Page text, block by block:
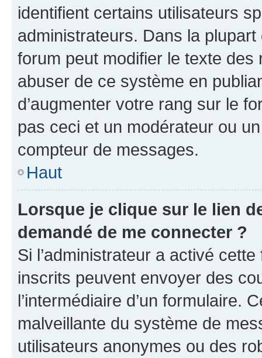
identifient certains utilisateurs
administrateurs. Dans la
forum peut modifier le texte
abuser de ce système en
d’augmenter votre rang sur le
pas ceci et un modérateur ou
compteur de messages.
Haut
Lorsque je clique sur le lien
demandé de me connecter ?
Si l’administrateur a activé
inscrits peuvent envoyer des
l’intermédiaire d’un formulaire.
malveillante du système de
utilisateurs anonymes ou des